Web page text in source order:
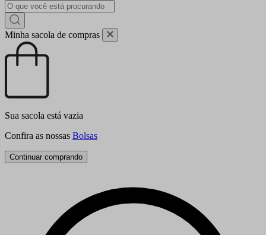
Minha sacola de compras
Sua sacola está vazia
Confira as nossas Bolsas
Continuar comprando